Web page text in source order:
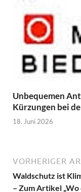
Unbequemen
Kürzungen bei
18. Juni 2026
VORHERIGER
Waldschutz ist
– Zum Artikel „Wo